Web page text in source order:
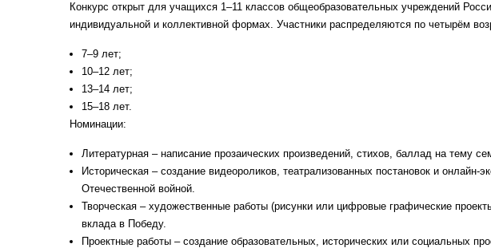
Конкурс открыт для учащихся 1–11 классов общеобразовательных учреждений
индивидуальной и коллективной формах. Участники распределяются по четырём
7–9 лет;
10–12 лет;
13–14 лет;
15–18 лет.
Номинации:
Литературная – написание прозаических произведений, стихов, баллад на тему
Историческая – создание видеороликов, театрализованных постановок и онлайн-
Отечественной войной.
Творческая – художественные работы (рисунки или цифровые графические
вклада в Победу.
Проектные работы – создание образовательных, исторических или социальных